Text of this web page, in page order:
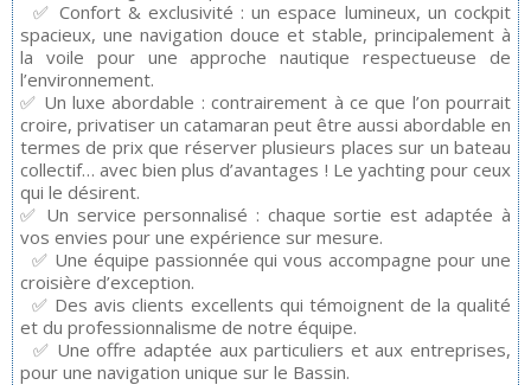
✅ Confort & exclusivité : un espace lumineux, un cockpit
spacieux, une navigation douce et stable, principalement à
la voile pour une approche nautique respectueuse de
l’environnement.
✅ Un luxe abordable : contrairement à ce que l’on pourrait
croire, privatiser un catamaran peut être aussi abordable en
termes de prix que réserver plusieurs places sur un bateau
collectif… avec bien plus d’avantages ! Le yachting pour ceux
qui le désirent.
✅ Un service personnalisé : chaque sortie est adaptée à
vos envies pour une expérience sur mesure.
✅ Une équipe passionnée qui vous accompagne pour une
croisière d’exception.
✅ Des avis clients excellents qui témoignent de la qualité
et du professionnalisme de notre équipe.
✅ Une offre adaptée aux particuliers et aux entreprises,
pour une navigation unique sur le Bassin.